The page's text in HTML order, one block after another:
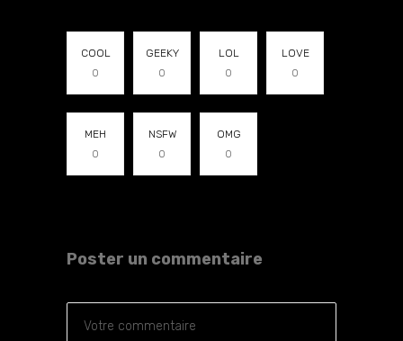
COOL
0
GEEKY
0
LOL
0
LOVE
0
MEH
0
NSFW
0
OMG
0
Poster un commentaire